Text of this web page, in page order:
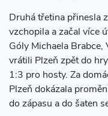
Druhá třetina přinesla
vzchopila a začal více
Góly Michaela Brabce,
vrátili Plzeň zpět do
1:3 pro hosty. Za
Plzeň dokázala
do zápasu a do šaten